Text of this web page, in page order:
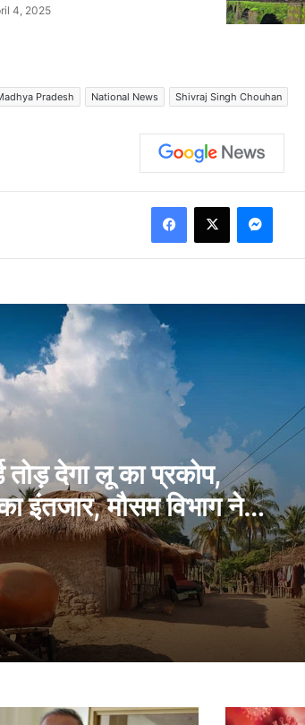
4, 2025
Pradesh National News Shivraj Singh Chouhan
तोड़ देगा लू का प्रकोप,
इंतजार, मौसम विभाग ने
भा